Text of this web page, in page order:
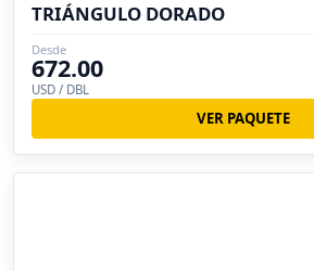
TRIÁNGULO DORADO
Desde
672.00
USD / DBL
VER PAQUETE